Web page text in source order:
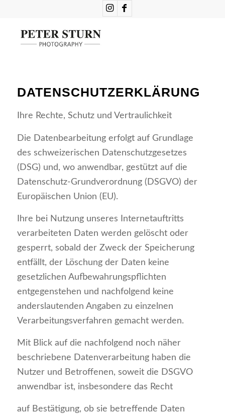
DATENSCHUTZERKLÄRUNG
Ihre Rechte, Schutz und Vertraulichkeit
Die Datenbearbeitung erfolgt auf Grundlage
des schweizerischen Datenschutzgesetzes
(DSG) und, wo anwendbar, gestützt auf die
Datenschutz-Grundverordnung (DSGVO) der
Europäischen Union (EU).
Ihre bei Nutzung unseres Internetauftritts
verarbeiteten Daten werden gelöscht oder
gesperrt, sobald der Zweck der Speicherung
entfällt, der Löschung der Daten keine
gesetzlichen Aufbewahrungspflichten
entgegenstehen und nachfolgend keine
anderslautenden Angaben zu einzelnen
Verarbeitungsverfahren gemacht werden.
Mit Blick auf die nachfolgend noch näher
beschriebene Datenverarbeitung haben die
Nutzer und Betroffenen, soweit die DSGVO
anwendbar ist, insbesondere das Recht
auf Bestätigung, ob sie betreffende Daten